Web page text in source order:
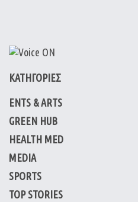
ΚΑΤΗΓΟΡΙΕΣ
ENTS & ARTS
GREEN HUB
HEALTH MED
MEDIA
SPORTS
TOP STORIES